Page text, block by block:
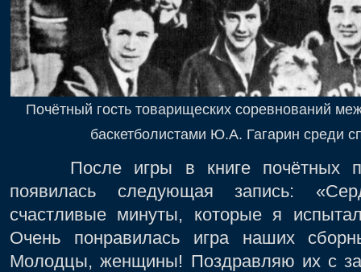
Почётный гость товарищеских соревнований
баскетболистами Ю.А. Гагарин среди
После игры в книге почётных
появилась следующая запись:
счастливые минуты, которые я
Очень понравилась игра наших
Молодцы, женщины! Поздравляю их с